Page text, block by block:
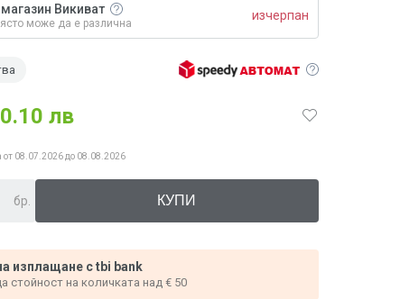
Викиват
може да е различна
изчерпан
0.10 лв
от 08.07.2026 до 08.08.2026
бр.
изплащане с tbi bank
стойност на количката над € 50